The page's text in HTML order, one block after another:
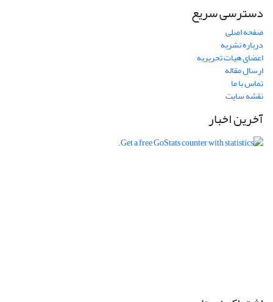
دسترسی سریع
صفحه اصلی
درباره نشریه
اعضای هیات تحریریه
ارسال مقاله
تماس با ما
نقشه سایت
آخرین اخبار